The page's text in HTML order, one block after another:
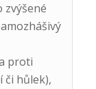
zvýšené
proti
či hůlek),